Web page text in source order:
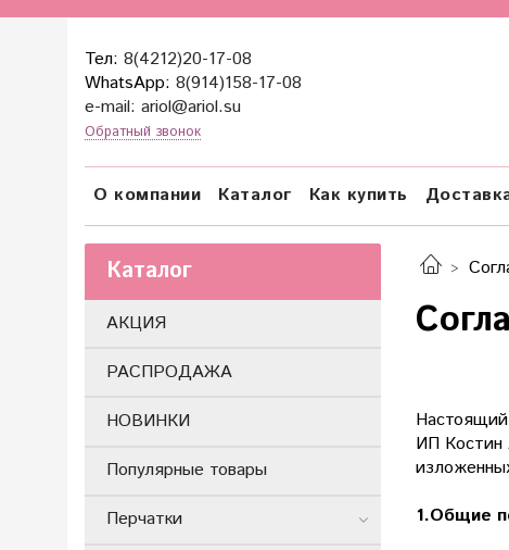
Тел: 8(4212)20-17-08
WhatsApp: 8(914)158-17-08
e-mail: ariol@ariol.su
Обратный звонок
О компании Каталог Как купить
ИП Костин
1.Общие
Каталог
АКЦИЯ
РАСПРОДАЖА
НОВИНКИ
Популярные товары
Перчатки